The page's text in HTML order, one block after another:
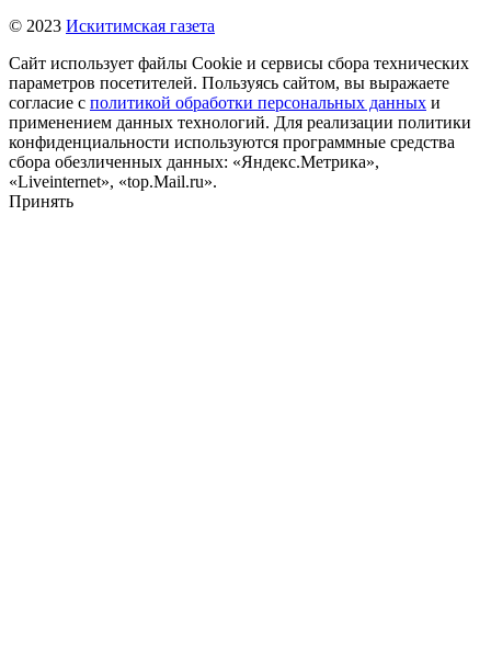
© 2023 Искитимская газета
Сайт использует файлы Cookie и сервисы сбора технических
параметров посетителей. Пользуясь сайтом, вы выражаете
согласие с политикой обработки персональных данных и
применением данных технологий. Для реализации политики
конфиденциальности используются программные средства
сбора обезличенных данных: «Яндекс.Метрика»,
«Liveinternet», «top.Mail.ru».
Принять